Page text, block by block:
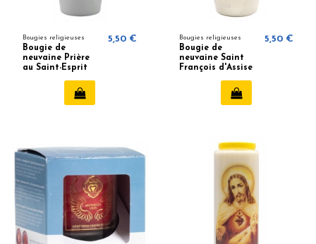
Bougies religieuses
Bougie de
neuvaine Prière
au Saint-Esprit
5,50 € Bougies religieuses
Bougie de
neuvaine Saint
François d'Assise
5,50 €